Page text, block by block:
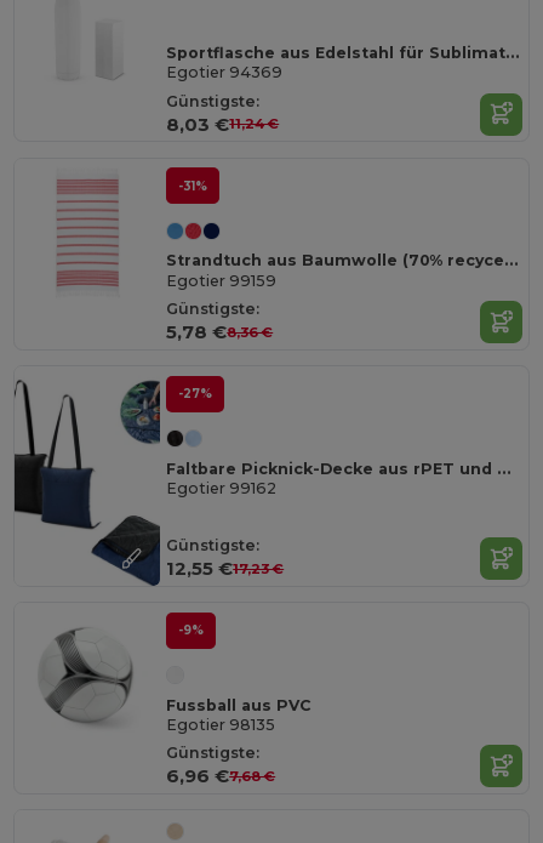
Sportflasche aus Edelstahl für Sublimation
Egotier 94369
Günstigste:
8,03 €11,24 €
-31%
Strandtuch aus Baumwolle (70% recycelt) und Polyester (30% recycelt) (180 g/m²)
Egotier 99159
Günstigste:
5,78 €8,36 €
-27%
Faltbare Picknick-Decke aus rPET und PEVA
Egotier 99162
Günstigste:
12,55 €17,23 €
-9%
Fussball aus PVC
Egotier 98135
Günstigste:
6,96 €7,68 €